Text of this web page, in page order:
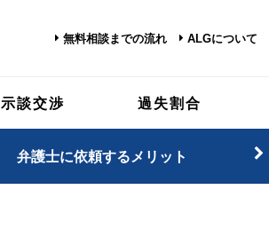
無料相談までの流れ ALGについて
示談交渉 過失割合
弁護士に依頼するメリット